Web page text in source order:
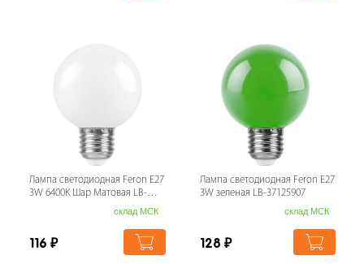
Лампа светодиодная Feron E27
3W 6400K Шар Матовая LB-
склад МСК
116 ₽
Лампа светодиодная Feron E27
3W зеленая LB-37125907
склад МСК
128 ₽